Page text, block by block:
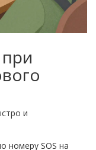
и
номеру SOS на